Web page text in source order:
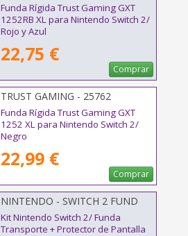
Funda Rígida Trust Gaming GXT
1252RB XL para Nintendo Switch 2/
Rojo y Azul
22,75 €
Comprar
TRUST GAMING - 25762
Funda Rígida Trust Gaming GXT
1252 XL para Nintendo Switch 2/
Negro
22,99 €
Comprar
NINTENDO - SWITCH 2 FUND
PROT
Kit Nintendo Switch 2/ Funda
Transporte + Protector de Pantalla